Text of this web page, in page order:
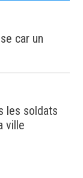
car un
les soldats
ville